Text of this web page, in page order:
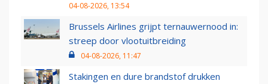
04-08-2026, 13:54
Brussels Airlines grijpt ternauwernood in:
streep door vlootuitbreiding
04-08-2026, 11:47
Stakingen en dure brandstof drukken